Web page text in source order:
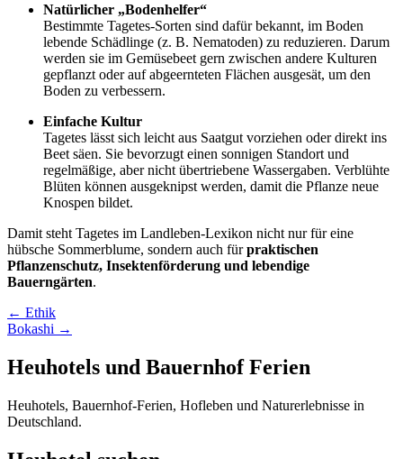
Natürlicher „Bodenhelfer“
Bestimmte Tagetes-Sorten sind dafür bekannt, im Boden
lebende Schädlinge (z. B. Nematoden) zu reduzieren. Darum
werden sie im Gemüsebeet gern zwischen andere Kulturen
gepflanzt oder auf abgeernteten Flächen ausgesät, um den
Boden zu verbessern.
Einfache Kultur
Tagetes lässt sich leicht aus Saatgut vorziehen oder direkt ins
Beet säen. Sie bevorzugt einen sonnigen Standort und
regelmäßige, aber nicht übertriebene Wassergaben. Verblühte
Blüten können ausgeknipst werden, damit die Pflanze neue
Knospen bildet.
Damit steht Tagetes im Landleben-Lexikon nicht nur für eine
hübsche Sommerblume, sondern auch fürpraktischen
Pflanzenschutz, Insektenförderung und lebendige
Bauerngärten.
Beitragsnavigation
← Ethik
Bokashi →
Heuhotels und Bauernhof Ferien
Heuhotels, Bauernhof-Ferien, Hofleben und Naturerlebnisse in
Deutschland.